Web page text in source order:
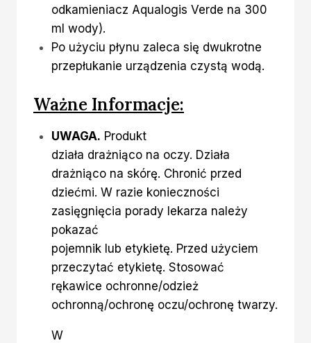
odkamieniacz Aqualogis Verde na 300
ml wody).
Po użyciu płynu zaleca się dwukrotne
przepłukanie urządzenia czystą wodą.
Ważne Informacje:
UWAGA. Produkt
działa drażniąco na oczy. Działa
drażniąco na skórę. Chronić przed
dziećmi. W razie konieczności
zasięgnięcia porady lekarza należy
pokazać
pojemnik lub etykietę. Przed użyciem
przeczytać etykietę. Stosować
rękawice ochronne/odzież
ochronną/ochronę oczu/ochronę twarzy.
W